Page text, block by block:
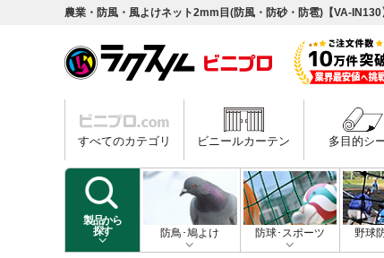
農業・防風・風よけネット2mm目(防風・防砂・防雹)【VA-IN130
すべてのカテゴリ ビニールカーテン 多目的シ
製品から
探す
防鳥･鳩よけ 防球･スポーツ 野球